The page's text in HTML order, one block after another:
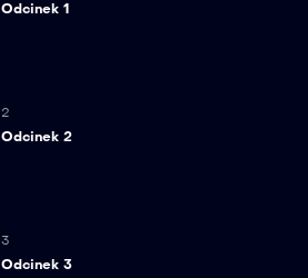
Odcinek 1
2
Odcinek 2
3
Odcinek 3